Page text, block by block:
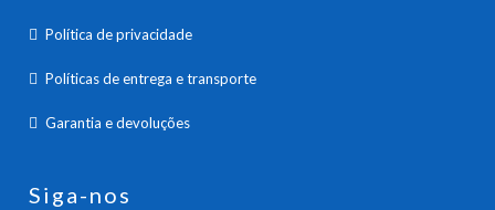
Política de privacidade
Políticas de entrega e transporte
Garantia e devoluções
Siga-nos